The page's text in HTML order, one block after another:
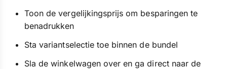
Toon de vergelijkingsprijs om besparingen te
benadrukken
Sta variantselectie toe binnen de bundel
Sla de winkelwagen over en ga direct naar de